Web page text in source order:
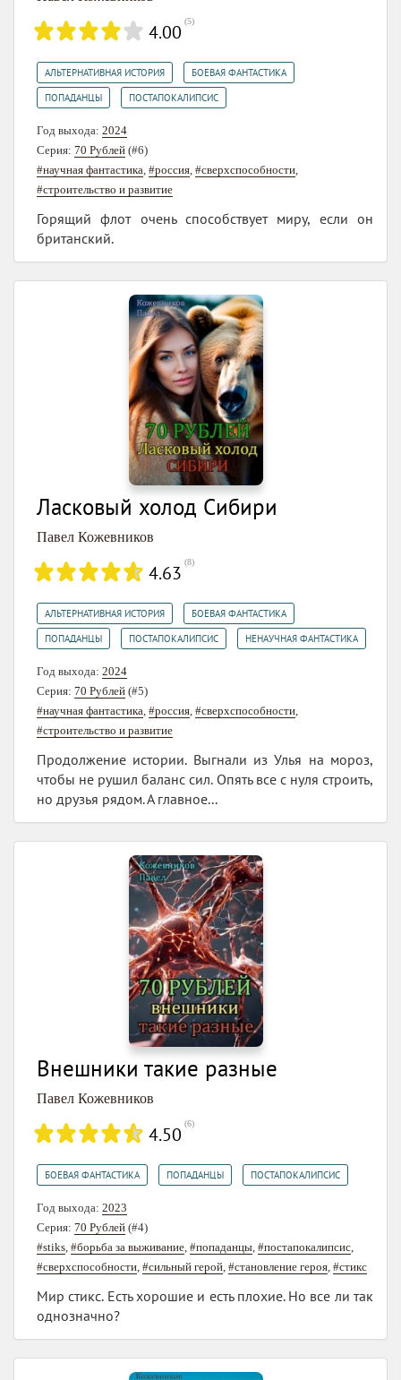
4.00 (5)
АЛЬТЕРНАТИВНАЯ ИСТОРИЯ БОЕВАЯ ФАНТАСТИКА
ПОПАДАНЦЫ ПОСТАПОКАЛИПСИС
Год выхода: 2024
Серия: 70 Рублей (#6)
#научная фантастика #россия #сверхспособности
#строительство и развитие
Горящий флот очень способствует миру, если он
британский.
Ласковый холод Сибири
Павел Кожевников
4.63 (8)
АЛЬТЕРНАТИВНАЯ ИСТОРИЯ БОЕВАЯ ФАНТАСТИКА
ПОПАДАНЦЫ ПОСТАПОКАЛИПСИС НЕНАУЧНАЯ ФАНТАСТИКА
Год выхода: 2024
Серия: 70 Рублей (#5)
#научная фантастика #россия #сверхспособности
#строительство и развитие
Продолжение истории. Выгнали из Улья на мороз,
чтобы не рушил баланс сил. Опять все с нуля строить,
но друзья рядом. А главное...
Внешники такие разные
Павел Кожевников
4.50 (6)
БОЕВАЯ ФАНТАСТИКА ПОПАДАНЦЫ ПОСТАПОКАЛИПСИС
Год выхода: 2023
Серия: 70 Рублей (#4)
#stiks #борьба за выживание #попаданцы #постапокалипсис
#сверхспособности #сильный герой #становление героя #стикс
Мир стикс. Есть хорошие и есть плохие. Но все ли так
однозначно?